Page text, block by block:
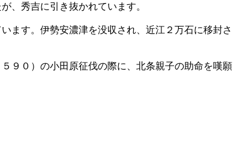
、秀吉に引き抜かれています。
ます。伊勢安濃津を没収され、近江２万石に移封さ
９０）の小田原征伐の際に、北条親子の助命を嘆願